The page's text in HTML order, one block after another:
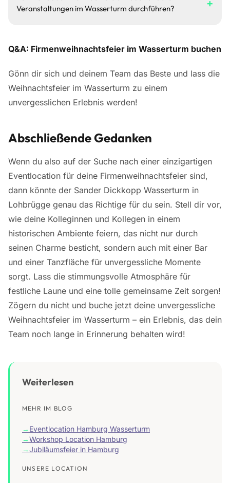
Augenblick kann individuell gestaltet werden!
wir beraten du Schritt für Schritt durch den Prozess.
Veranstaltungen im Wasserturm durchführen?
+
deiner Kreativität freien Lauf und buche diesen
Q&A: Firmenweihnachtsfeier im Wasserturm buchen
Gönn dir sich und deinem Team das Beste und lass die
Weihnachtsfeier im Wasserturm zu einem
unvergesslichen Erlebnis werden!
Abschließende Gedanken
Wenn du also auf der Suche nach einer einzigartigen
Eventlocation für deine Firmenweihnachtsfeier sind,
dann könnte der Sander Dickkopp Wasserturm in
Lohbrügge genau das Richtige für du sein. Stell dir vor,
wie deine Kolleginnen und Kollegen in einem
historischen Ambiente feiern, das nicht nur durch
seinen Charme besticht, sondern auch mit einer Bar
und einer Tanzfläche für unvergessliche Momente
sorgt. Lass die stimmungsvolle Atmosphäre für
festliche Laune und eine tolle gemeinsame Zeit sorgen!
Zögern du nicht und buche jetzt deine unvergessliche
Weihnachtsfeier im Wasserturm – ein Erlebnis, das dein
Team noch lange in Erinnerung behalten wird!
Weiterlesen
MEHR IM BLOG
→ Eventlocation Hamburg Wasserturm
→Workshop Location Hamburg
→Jubiläumsfeier in Hamburg
UNSERE LOCATION